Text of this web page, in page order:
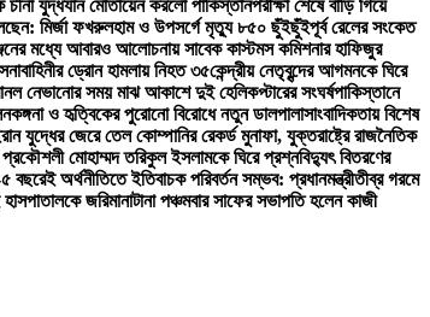
যুদ্ধযান মোতায়েন করলো পাকিস্তানপরীক্ষা শেষে বাড়ি গিয়ে
মির্জা ফখরুলহাম ও উপসর্গে মৃত্যু ৮৫০ ছুঁইছুঁইপূর্ব রেলের সংকেত
মধ্যে আবারও আলোচনায় সাবেক কাস্টমস কমিশনার হাফিজুর
ড্রোন হামলায় নিহত ৩৫কেন্দ্রীয় নেতৃবৃন্দের আগমনকে ঘিরে
নেভানোর সময় মাঝ আকাশে দুই হেলিকপ্টারের সংঘর্ষপাকিস্তানে
কঙ্গনা ও হৃত্বিকের পুরোনো বিরোধে নতুন ডালপালাসাংবাদিকতায় বিশেষ
যুদ্ধের জেরে তেল কোম্পানির রেকর্ড মুনাফা, যুক্তরাষ্ট্রে রাজনৈতিক
প্রকৌশলী মোহাম্মদ তরিকুল ইসলামকে ঘিরে প্রশ্নবিদ্যুৎ বিতরণের
বছরেই অর্থনীতিতে ইতিবাচক পরিবর্তন সম্ভব: প্রধানমন্ত্রীতীব্র গরমে
জরিমানাটানা পঞ্চমবার সাফের সভাপতি হলেন কাজী